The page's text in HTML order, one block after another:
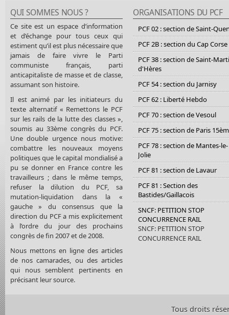
QUI SOMMES NOUS ?
Ce site est un espace d’information
et d’échange pour tous ceux qui
estiment qu’il est plus nécessaire que
jamais de faire vivre le Parti
communiste français, parti
anticapitaliste de masse et de classe,
assumant son histoire.
Il est animé par les initiateurs du
texte alternatif « Remettons le PCF
sur les rails de la lutte des classes »,
soumis au 33ème congrès du PCF.
Une double urgence nous motive:
combattre les nouveaux moyens
politiques que le capital mondialisé a
pu se donner en France contre les
travailleurs ; dans le même temps,
refuser la dilution du PCF, sa
mutation-liquidation dans la «
gauche » du consensus que la
direction du PCF a mis explicitement
à l’ordre du jour des prochains
congrès de fin 2007 et de 2008.
Nous mettons en ligne des articles
de nos camarades, ou des articles
qui nous semblent pertinents en
précisant leur source.
ORGANISATIONS DU PCF
PCF 02 : section de Saint-
PCF 2B : section du Cap Corse
PCF 38 : section de Saint-
d'Hères
PCF 54 : section du Jarnisy
PCF 62 : Liberté Hebdo
PCF 70 : section de Vesoul
PCF 75 : section de Paris
PCF 78 : section de Mantes-le-
Jolie
PCF 81 : section de Lavaur
PCF 81 : Section des
Bastides/Gaillacois
SNCF: PETITION STOP
CONCURRENCE RAIL
SNCF: PETITION STOP
CONCURRENCE RAIL
Tous droits